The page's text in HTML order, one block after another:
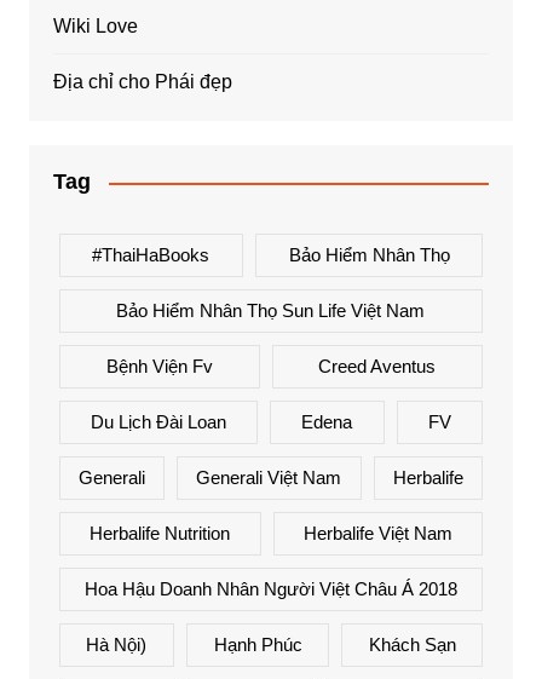
Wiki Love
Địa chỉ cho Phái đẹp
Tag
#ThaiHaBooks Bảo Hiểm Nhân Thọ
Bảo Hiểm Nhân Thọ Sun Life Việt Nam
Bệnh Viện Fv Creed Aventus
Du Lịch Đài Loan Edena FV
Generali Generali Việt Nam Herbalife
Herbalife Nutrition Herbalife Việt Nam
Hoa Hậu Doanh Nhân Người Việt Châu Á 2018
Hà Nội) Hạnh Phúc Khách Sạn